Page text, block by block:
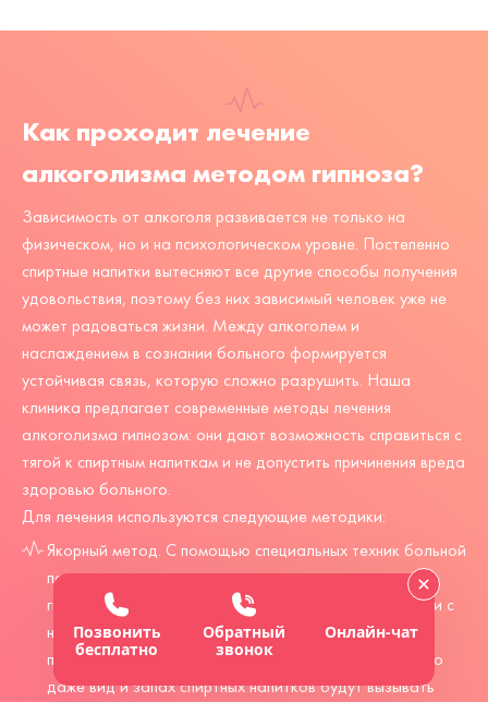
Как проходит лечение
алкоголизма методом гипноза?
Зависимость от алкоголя развивается не только на
физическом, но и на психологическом уровне. Постепенно
спиртные напитки вытесняют все другие способы получения
удовольствия, поэтому без них зависимый человек уже не
может радоваться жизни. Между алкоголем и
наслаждением в сознании больного формируется
устойчивая связь, которую сложно разрушить. Наша
клиника предлагает современные методы лечения
алкоголизма гипнозом: они дают возможность справиться с
тягой к спиртным напиткам и не допустить причинения вреда
здоровью больного.
Для лечения используются следующие методики:
Якорный метод. С помощью специальных техник больной
погружается в состояние транса, после чего
гипнотерапевт связывает алкоголь в его подсознании с
неприятными переживаниями. После пробуждения
пациент не помнит о том, что было на сеансе, однако
даже вид и запах спиртных напитков будут вызывать
Позвонить
бесплатно
Обратный
звонок
Онлайн-чат